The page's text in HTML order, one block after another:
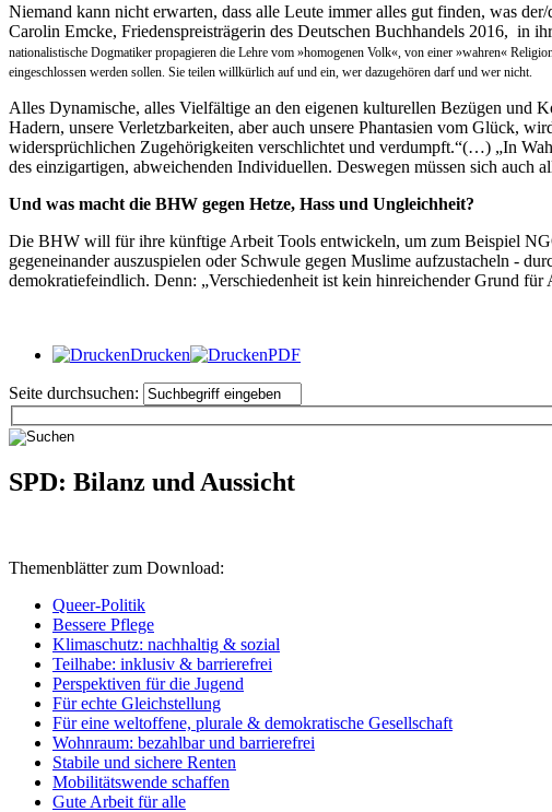
Niemand kann nicht erwarten, dass alle Leute immer alles gut finden, was
Carolin Emcke, Friedenspreisträgerin des Deutschen Buchhandels 2016, in
nationalistische Dogmatiker propagieren die Lehre vom »homogenen Volk«, von einer »wahren«
eingeschlossen werden sollen. Sie teilen willkürlich auf und ein, wer dazugehören darf und wer nicht.
Alles Dynamische, alles Vielfältige an den eigenen kulturellen Bezügen und
Hadern, unsere Verletzbarkeiten, aber auch unsere Phantasien vom Glück,
widersprüchlichen Zugehörigkeiten verschlichtet und verdumpft.“(…) „In
des einzigartigen, abweichenden Individuellen. Deswegen müssen sich auch
Und was macht die BHW gegen Hetze, Hass und Ungleichheit?
Die BHW will für ihre künftige Arbeit Tools entwickeln, um zum Beispiel
gegeneinander auszuspielen oder Schwule gegen Muslime aufzustacheln -
demokratiefeindlich. Denn: „Verschiedenheit ist kein hinreichender Grund
Drucken PDF
Seite durchsuchen:
SPD: Bilanz und Aussicht
Themenblätter zum Download:
Queer-Politik
Bessere Pflege
Klimaschutz: nachhaltig & sozial
Teilhabe: inklusiv & barrierefrei
Perspektiven für die Jugend
Für echte Gleichstellung
Für eine weltoffene, plurale & demokratische Gesellschaft
Wohnraum: bezahlbar und barrierefrei
Stabile und sichere Renten
Mobilitätswende schaffen
Gute Arbeit für alle